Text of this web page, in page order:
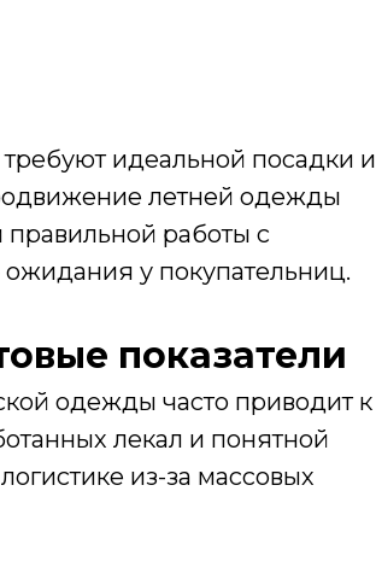
идеальной посадки и
летней одежды
правильной работы с
у покупательниц.
показатели
одежды часто приводит к
лекал и понятной
из-за массовых